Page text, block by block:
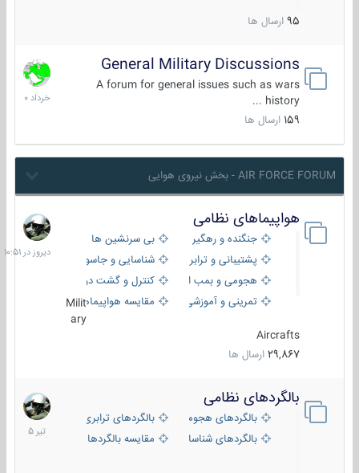
95 ارسال ها
General Military Discussions
A forum for general issues such as wars
history ...
159 ارسال ها
10
خرداد
1400
AIR FORCE FORUM - بخش نیروی هوایی
هواپیماهای نظامی
جنگنده و رهگیر
بی سرنشین ها
پشتیبانی و ترابری
شناسایی و جاسوسی
هجومی و بمب افکن
کنترل و گشت دریایی
تمرینی و آموزشی
مقایسه هواپیماهاMilit
ary
Aircrafts
29,867 ارسال ها
دیروز
در
10:51
بالگردهای نظامی
بالگردهای هجومی
بالگردهای ترابری
بالگردهای شناسایی
مقایسه بالگردها
22
تیر
1405